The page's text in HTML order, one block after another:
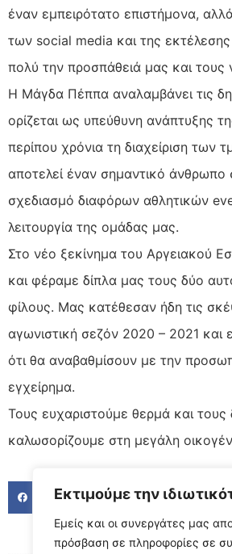
Εκτιμούμε την
Εμείς και οι συνεργάτες μας
πρόσβαση σε πληροφορίες σε
έναν εμπειρότατο επιστήμονα,
των social media και της
πολύ την προσπάθειά μας και
Η Μάγδα Πέππα αναλαμβάνει τις
ορίζεται ως υπεύθυνη ανάπτυξης
περίπου χρόνια τη διαχείριση
αποτελεί έναν σημαντικό
σχεδιασμό διαφόρων αθλητικών
λειτουργία της ομάδας μας.
Στο νέο ξεκίνημα του Αργειακού
και φέραμε δίπλα μας τους δύο
φίλους. Μας κατέθεσαν ήδη τις
αγωνιστική σεζόν 2020 – 2021 και
ότι θα αναβαθμίσουν με την
εγχείρημα.
Τους ευχαριστούμε θερμά και τους
καλωσορίζουμε στη μεγάλη
FACEBOOK TWITTER